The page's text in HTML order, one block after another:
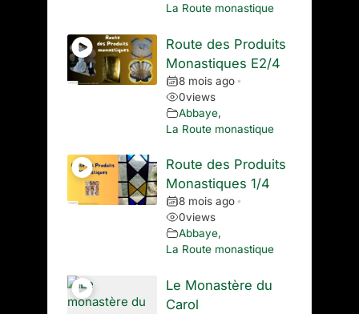
La Route monastique
Route des Produits
Monastiques E2/4
8 mois ago •
0views
Abbaye,
La Route monastique
Route des Produits
Monastiques 1/4
8 mois ago •
0views
Abbaye,
La Route monastique
Le Monastère du
Carol